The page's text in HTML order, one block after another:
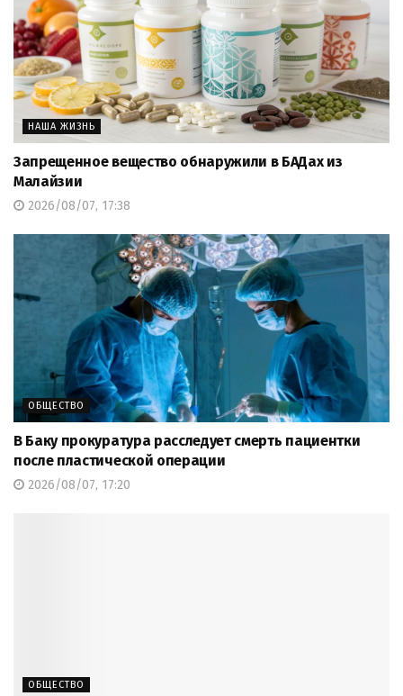
НАША ЖИЗНЬ
Запрещенное вещество обнаружили в БАДах из
Малайзии
2026/08/07, 17:38
ОБЩЕСТВО
В Баку прокуратура расследует смерть пациентки
после пластической операции
2026/08/07, 17:20
ОБЩЕСТВО